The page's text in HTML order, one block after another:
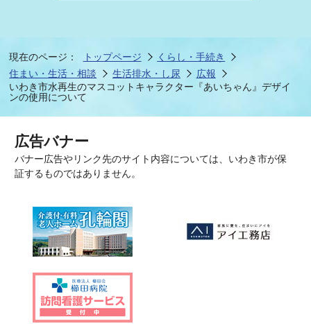
現在のページ： トップページ
くらし・手続き
住まい・生活・相談
生活排水・し尿
広報
いわき市水再生のマスコットキャラクター『あいちゃん』デザイ
ンの使用について
広告バナー
バナー広告やリンク先のサイト内容については、いわき市が保
証するものではありません。